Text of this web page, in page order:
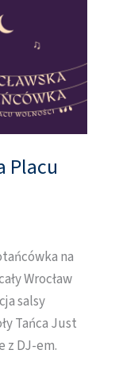
Placu
na
Wrocław
salsy
Tańca Just
z DJ-em.